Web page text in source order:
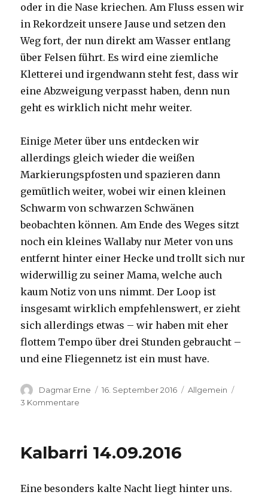
oder in die Nase kriechen. Am Fluss essen wir
in Rekordzeit unsere Jause und setzen den
Weg fort, der nun direkt am Wasser entlang
über Felsen führt. Es wird eine ziemliche
Kletterei und irgendwann steht fest, dass wir
eine Abzweigung verpasst haben, denn nun
geht es wirklich nicht mehr weiter.
Einige Meter über uns entdecken wir
allerdings gleich wieder die weißen
Markierungspfosten und spazieren dann
gemütlich weiter, wobei wir einen kleinen
Schwarm von schwarzen Schwänen
beobachten können. Am Ende des Weges sitzt
noch ein kleines Wallaby nur Meter von uns
entfernt hinter einer Hecke und trollt sich nur
widerwillig zu seiner Mama, welche auch
kaum Notiz von uns nimmt. Der Loop ist
insgesamt wirklich empfehlenswert, er zieht
sich allerdings etwas – wir haben mit eher
flottem Tempo über drei Stunden gebraucht –
und eine Fliegennetz ist ein must have.
Autor
Dagmar Erne
Veröffentlicht
16. September 2016 Kategorien
Allgemein
3 Kommentare
Kalbarri 14.09.2016
Eine besonders kalte Nacht liegt hinter uns.